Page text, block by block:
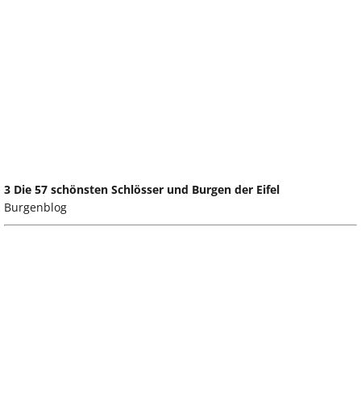
3 Die 57 schönsten Schlösser und Burgen der Eifel
Burgenblog